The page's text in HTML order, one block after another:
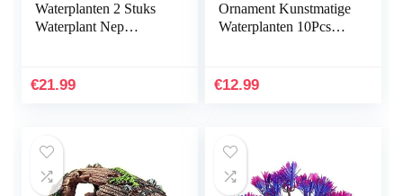
Waterplanten 2 Stuks
Waterplant Nep
Kunstmatige
€21.99
Ornament Kunstmatige
Waterplanten 10Pcs
Aquarium Planten
€12.99